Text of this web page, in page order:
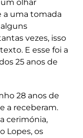
olhar
a uma tomada
vezes, isso
E esse foi a
25 anos de
28 anos de
a receberam.
cerimónia,
Lopes, os